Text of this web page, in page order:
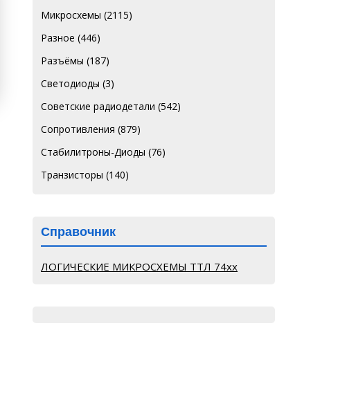
Микросхемы (2115)
Разное (446)
Разъёмы (187)
Светодиоды (3)
Советские радиодетали (542)
Сопротивления (879)
Стабилитроны-Диоды (76)
Транзисторы (140)
Справочник
ЛОГИЧЕСКИЕ МИКРОСХЕМЫ ТТЛ 74хх